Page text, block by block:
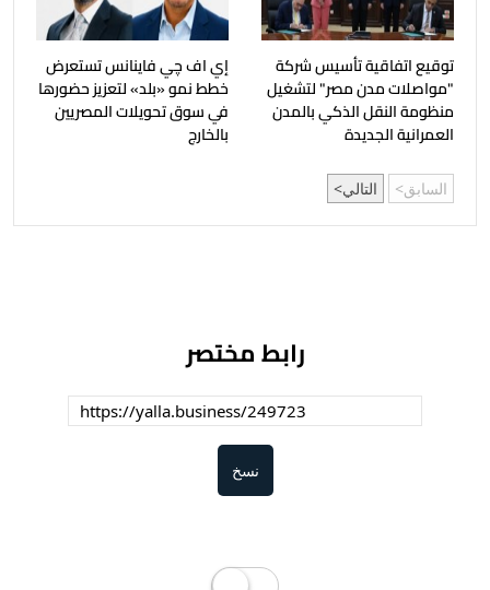
توقيع اتفاقية تأسيس شركة
"مواصلات مدن مصر" لتشغيل
منظومة النقل الذكي بالمدن
العمرانية الجديدة
إي اف چي فاينانس تستعرض
خطط نمو «بلد» لتعزيز حضورها
في سوق تحويلات المصريين
بالخارج
السابق التالي
رابط مختصر
نسخ